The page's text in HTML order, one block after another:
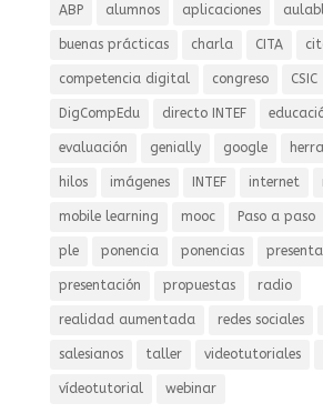
ABP alumnos aplicaciones
buenas prácticas charla CITA
competencia digital congreso CSIC
DigCompEdu directo INTEF
evaluación genially google
hilos imágenes INTEF internet
mobile learning mooc Paso a paso
ple ponencia ponencias
presentación propuestas radio
realidad aumentada redes sociales
salesianos taller videotutoriales
vídeotutorial webinar